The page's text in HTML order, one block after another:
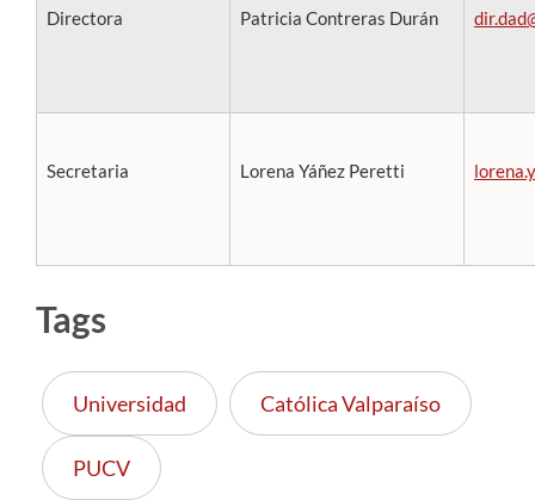
Directora Patricia Contreras Durán
Secretaria Lorena Yáñez Peretti
Tags
Universidad Católica Valparaíso
PUCV